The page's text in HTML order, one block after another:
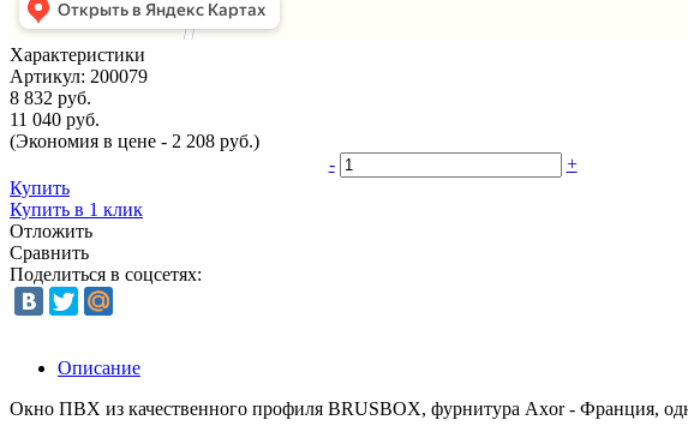
Характеристики
Артикул: 200079
8 832 руб.
11 040 руб.
(Экономия в цене - 2 208 руб.)
-
+
Купить
Купить в 1 клик
Отложить
Сравнить
Поделиться в соцсетях:
Описание
Окно ПВХ из качественного профиля BRUSBOX, фурнитура Axor - Франция,